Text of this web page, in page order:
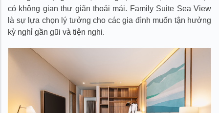
có không gian thư giãn thoải mái. Family Suite Sea View
là sự lựa chọn lý tưởng cho các gia đình muốn tận hưởng
kỳ nghỉ gần gũi và tiện nghi.